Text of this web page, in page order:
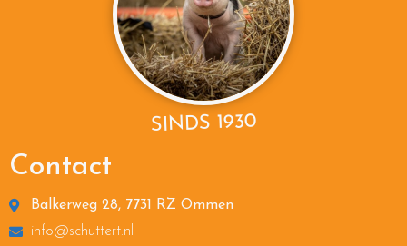
SINDS 1930
Contact
Balkerweg 28, 7731 RZ Ommen
info@schuttert.nl